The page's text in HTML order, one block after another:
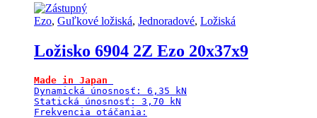
Ezo, Guľkové ložiská, Jednoradové, Ložiská
Ložisko 6904 2Z Ezo 20x37x9
Made in Japan
Dynamická únosnosť: 6,35 kN
Statická únosnosť: 3,70 kN
Frekvencia otáčania: